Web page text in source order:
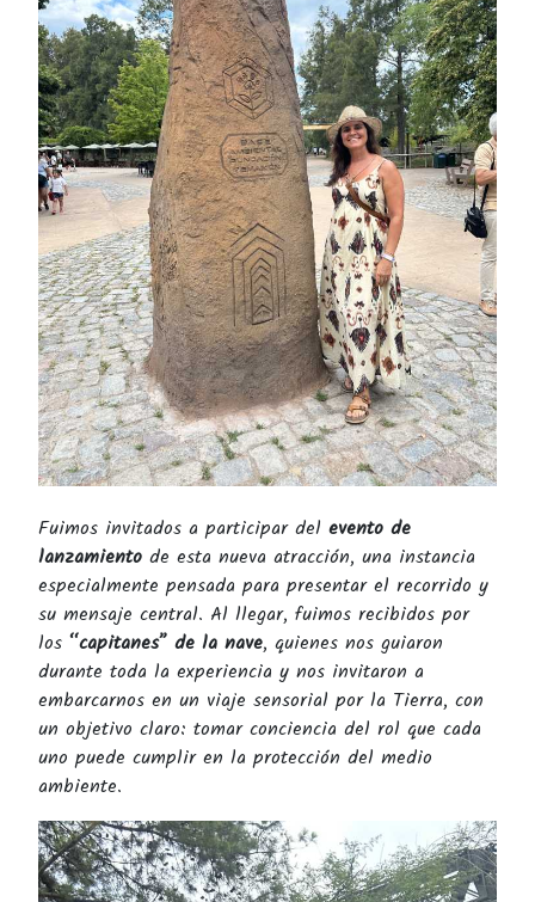
Fuimos invitados a participar del evento de
lanzamiento de esta nueva atracción, una instancia
especialmente pensada para presentar el recorrido y
su mensaje central. Al llegar, fuimos recibidos por
los “capitanes” de la nave, quienes nos guiaron
durante toda la experiencia y nos invitaron a
embarcarnos en un viaje sensorial por la Tierra, con
un objetivo claro: tomar conciencia del rol que cada
uno puede cumplir en la protección del medio
ambiente.